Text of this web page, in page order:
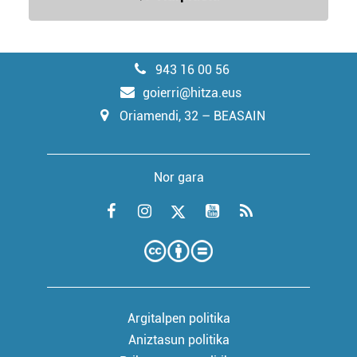
943 16 00 56
goierri@hitza.eus
Oriamendi, 32 – BEASAIN
Nor gara
Argitalpen politika
Aniztasun politika